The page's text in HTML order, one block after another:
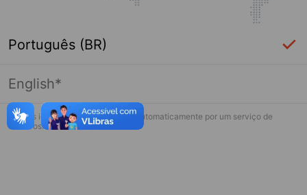
Página indisponível
Desculpe, algo deu errado. Faça login
Português (BR)
English*
* Esses idiomas serão traduzidos automaticamente por um serviço de
terceiros.